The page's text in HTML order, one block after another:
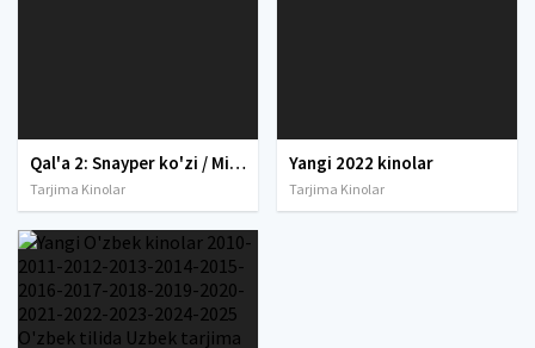
Qal'a 2: Snayper ko'zi / Minora 2 / Qala 2: Snayper nishoni Uzbek tilida O'zbekcha tarjima kino 2022 4K Ultra UHD skachat
Tarjima Kinolar
Yangi 2022 kinolar
Tarjima Kinolar